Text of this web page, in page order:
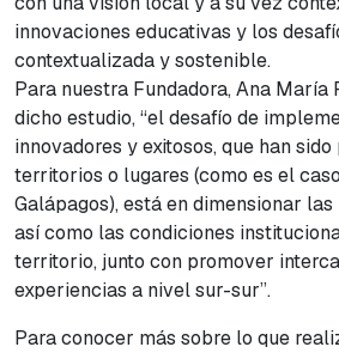
innovaciones educativas y los
contextualizada y sostenible.
Para nuestra Fundadora, Ana María
dicho estudio, “el desafío de
innovadores y exitosos, que han
territorios o lugares (como es el
Galápagos), está en dimensionar
así como las condiciones
territorio, junto con promover
experiencias a nivel sur-sur”.
Para conocer más sobre lo que